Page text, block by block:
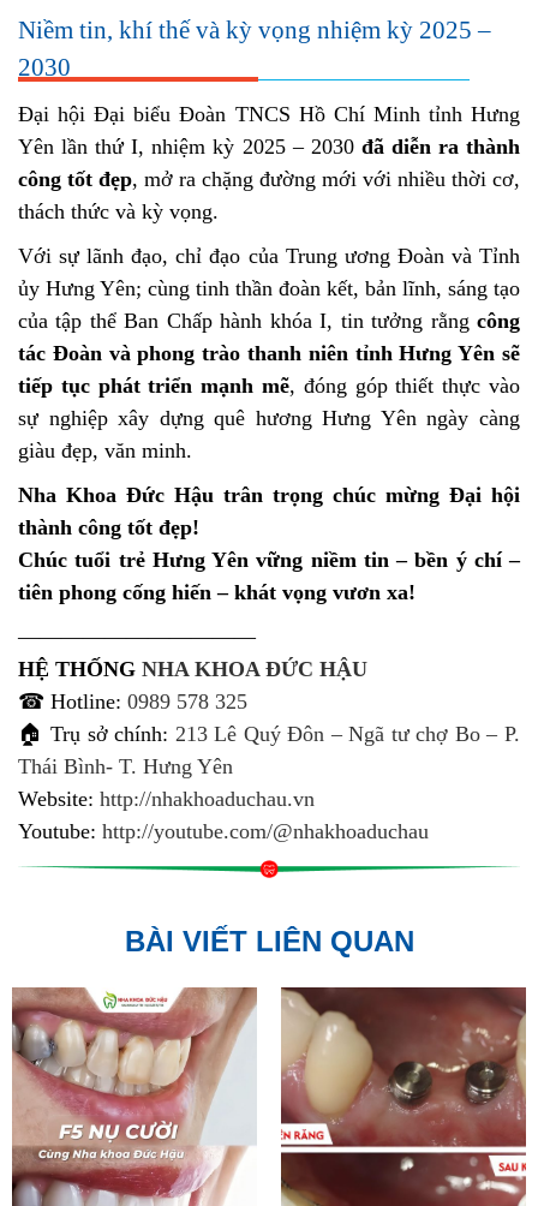
Niềm tin, khí thế và kỳ vọng nhiệm kỳ 2025 –
2030
Đại hội Đại biểu Đoàn TNCS Hồ Chí Minh tỉnh Hưng
Yên lần thứ I, nhiệm kỳ 2025 – 2030 đã diễn ra thành
công tốt đẹp, mở ra chặng đường mới với nhiều thời cơ,
thách thức và kỳ vọng.
Với sự lãnh đạo, chỉ đạo của Trung ương Đoàn và Tỉnh
ủy Hưng Yên; cùng tinh thần đoàn kết, bản lĩnh, sáng tạo
của tập thể Ban Chấp hành khóa I, tin tưởng rằng công
tác Đoàn và phong trào thanh niên tỉnh Hưng Yên sẽ
tiếp tục phát triển mạnh mẽ, đóng góp thiết thực vào
sự nghiệp xây dựng quê hương Hưng Yên ngày càng
giàu đẹp, văn minh.
Nha Khoa Đức Hậu trân trọng chúc mừng Đại hội
thành công tốt đẹp!
Chúc tuổi trẻ Hưng Yên vững niềm tin – bền ý chí –
tiên phong cống hiến – khát vọng vươn xa!
———————————
HỆ THỐNG NHA KHOA ĐỨC HẬU
☎ Hotline: 0989 578 325
🏠 Trụ sở chính: 213 Lê Quý Đôn – Ngã tư chợ Bo – P.
Thái Bình- T. Hưng Yên
Website: http://nhakhoaduchau.vn
Youtube: http://youtube.com/@nhakhoaduchau
BÀI VIẾT LIÊN QUAN